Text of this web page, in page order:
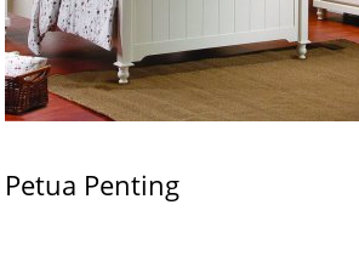
Petua Penting